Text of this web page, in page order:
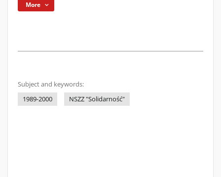
More
Subject and keywords:
1989-2000
NSZZ "Solidarność"